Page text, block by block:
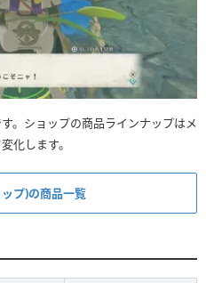
。ショップの商品ラインナップはメ
化します。
プ)の商品一覧